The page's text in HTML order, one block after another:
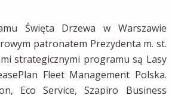
Święta Drzewa w Warszawie
patronatem Prezydenta m. st.
strategicznymi programu są Lasy
Fleet Management Polska.
Eco Service, Szapiro Business